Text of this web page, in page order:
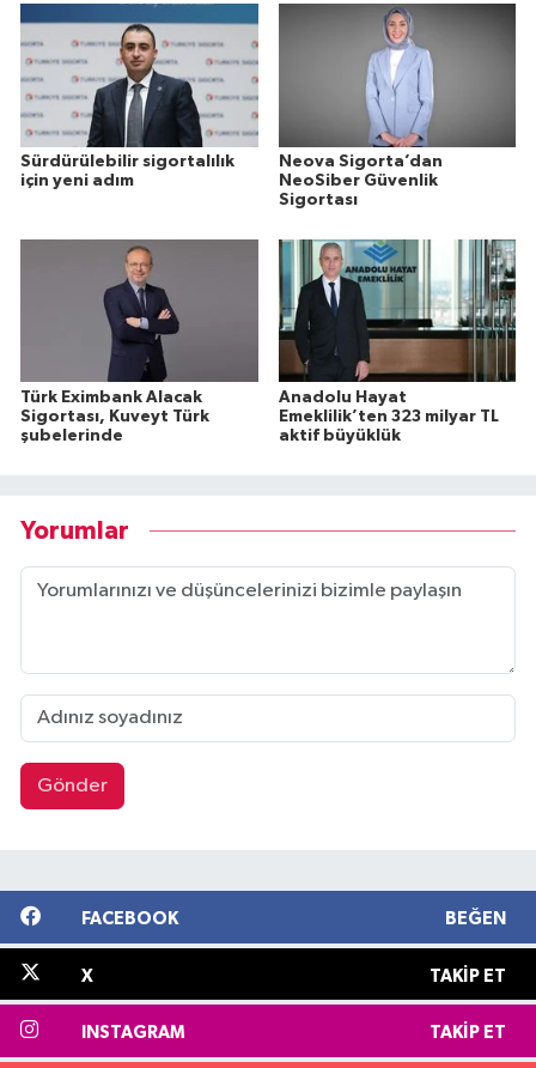
Sürdürülebilir sigortalılık
için yeni adım
Neova Sigorta’dan
NeoSiber Güvenlik
Sigortası
Türk Eximbank Alacak
Sigortası, Kuveyt Türk
şubelerinde
Anadolu Hayat
Emeklilik’ten 323 milyar TL
aktif büyüklük
Yorumlar
Gönder
FACEBOOK BEĞEN
X TAKIP ET
INSTAGRAM TAKIP ET